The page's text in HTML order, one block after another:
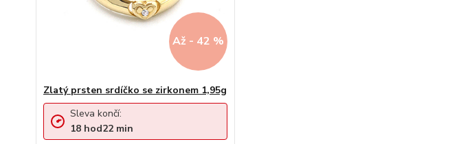
Až - 42 %
Zlatý prsten srdíčko se zirkonem 1,95g
Sleva končí:
18 hod22 min